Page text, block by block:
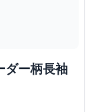
ダー柄長袖